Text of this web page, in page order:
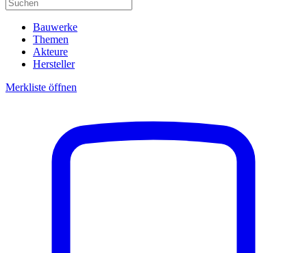
Bauwerke
Themen
Akteure
Hersteller
Merkliste öffnen